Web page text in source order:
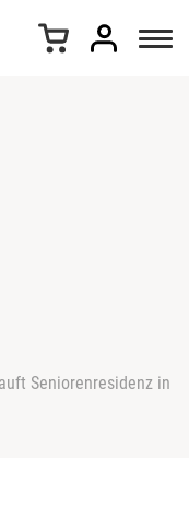
Seniorenresidenz in